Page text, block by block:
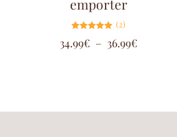
emporter
5.00
sur 5
(2)
34.99€ – 36.99€